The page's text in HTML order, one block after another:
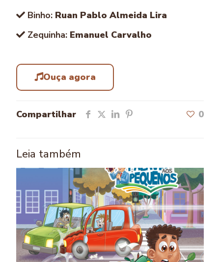
Binho: Ruan Pablo Almeida Lira
Zequinha: Emanuel Carvalho
Ouça agora
Compartilhar 0
Leia também